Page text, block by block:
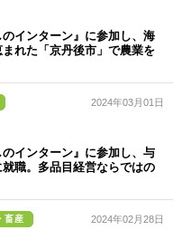
のインターン』に参加し、海
れた「京丹後市」で農業を
2024年03月01日
のインターン』に参加し、与
職。多品目経営ならではの
畜産 2024年02月28日